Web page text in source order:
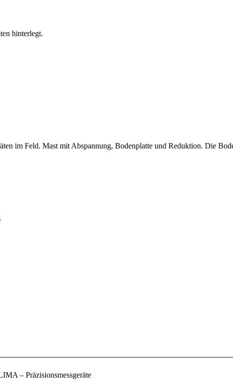
hinterlegt.
im Feld. Mast mit Abspannung, Bodenplatte und Reduktion. Die